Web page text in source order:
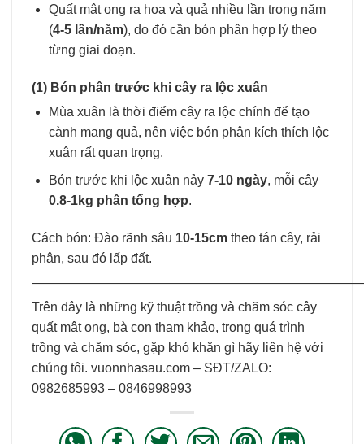
Quất mật ong ra hoa và quả nhiều lần trong năm
(4-5 lần/năm), do đó cần bón phân hợp lý theo
từng giai đoạn.
(1) Bón phân trước khi cây ra lộc xuân
Mùa xuân là thời điểm cây ra lộc chính để tạo
cành mang quả, nên việc bón phân kích thích lộc
xuân rất quan trọng.
Bón trước khi lộc xuân nảy 7-10 ngày, mỗi cây
0.8-1kg phân tổng hợp.
Cách bón: Đào rãnh sâu 10-15cm theo tán cây, rải
phân, sau đó lấp đất.
Trên đây là những kỹ thuật trồng và chăm sóc cây
quất mật ong, bà con tham khảo, trong quá trình
trồng và chăm sóc, gặp khó khăn gì hãy liên hệ với
chúng tôi. vuonnhasau.com – SĐT/ZALO:
0982685993 – 0846998993